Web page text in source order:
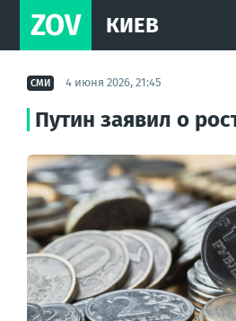
ZOV КИЕВ
СМИ 4 июня 2026, 21:45
Путин заявил о